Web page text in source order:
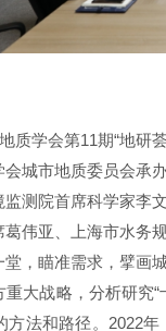
质学会第11期“地研
城市地质委员会承
测院首席科学家李
伟亚、上海市水务
，瞄准需求，擘画
大战略，分析研究
方法和路径。2022